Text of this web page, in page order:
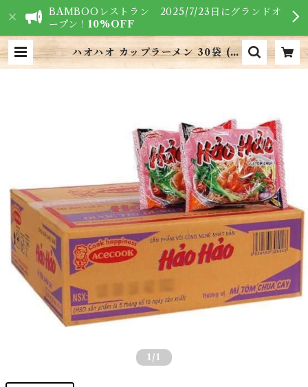
BAMBOOレストラン 2025/7/23日にグランドオ
ープン！10%OFF
ハオハオ カップラーメン 30袋 (1
箱)・Hao Hao Instant Noodle
1 /1